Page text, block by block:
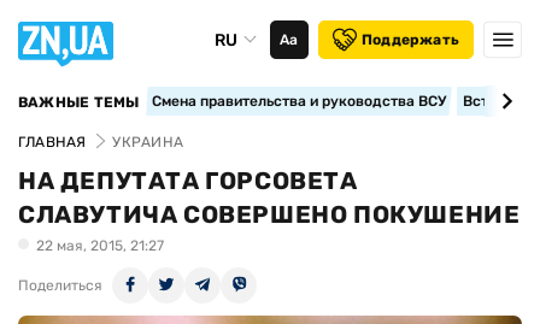
RU Аа Поддержать
ВАЖНЫЕ ТЕМЫ Смена правительства и руководства ВСУ
ГЛАВНАЯ УКРАИНА
НА ДЕПУТАТА ГОРСОВЕТА
СЛАВУТИЧА СОВЕРШЕНО ПОКУШЕНИЕ
22 мая, 2015, 21:27
Поделиться